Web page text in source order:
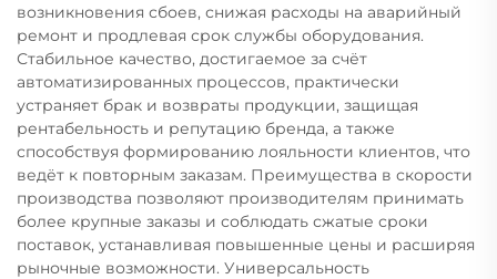
возникновения сбоев, снижая расходы на аварийный
ремонт и продлевая срок службы оборудования.
Стабильное качество, достигаемое за счёт
автоматизированных процессов, практически
устраняет брак и возвраты продукции, защищая
рентабельность и репутацию бренда, а также
способствуя формированию лояльности клиентов, что
ведёт к повторным заказам. Преимущества в скорости
производства позволяют производителям принимать
более крупные заказы и соблюдать сжатые сроки
поставок, устанавливая повышенные цены и расширяя
рыночные возможности. Универсальность